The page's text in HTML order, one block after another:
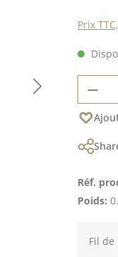
Prix
Réf.
Poids:
Fil